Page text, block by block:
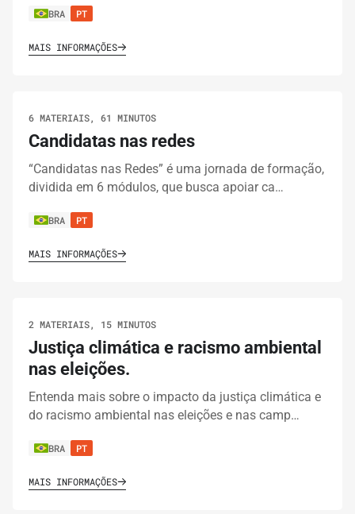
BRA PT
MAIS INFORMAÇÕES
6 MATERIAIS, 61 MINUTOS
Candidatas nas redes
“Candidatas nas Redes” é uma jornada de formação,
dividida em 6 módulos, que busca apoiar ca…
BRA PT
MAIS INFORMAÇÕES
2 MATERIAIS, 15 MINUTOS
Justiça climática e racismo ambiental
nas eleições.
Entenda mais sobre o impacto da justiça climática e
do racismo ambiental nas eleições e nas camp…
BRA PT
MAIS INFORMAÇÕES